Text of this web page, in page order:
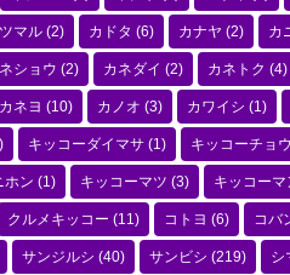
マル (2) カドタ (6) カナヤ (2) カ
ショウ (2) カネダイ (2) カネトク (4)
カネヨ (10) カノオ (3) カワイシ (1)
キッコーダイマサ (1) キッコーチョウ
ホン (1) キッコーマツ (3) キッコーマ
クルメキッコー (11) コトヨ (6) コバ
サンジルシ (40) サンビシ (219) シ